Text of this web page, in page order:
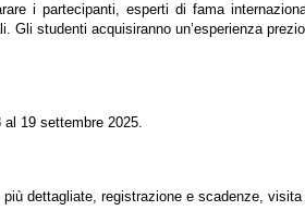
i partecipanti, esperti di fama
studenti acquisiranno un’esperienza
19 settembre 2025.
più dettagliate, registrazione e scadenze,